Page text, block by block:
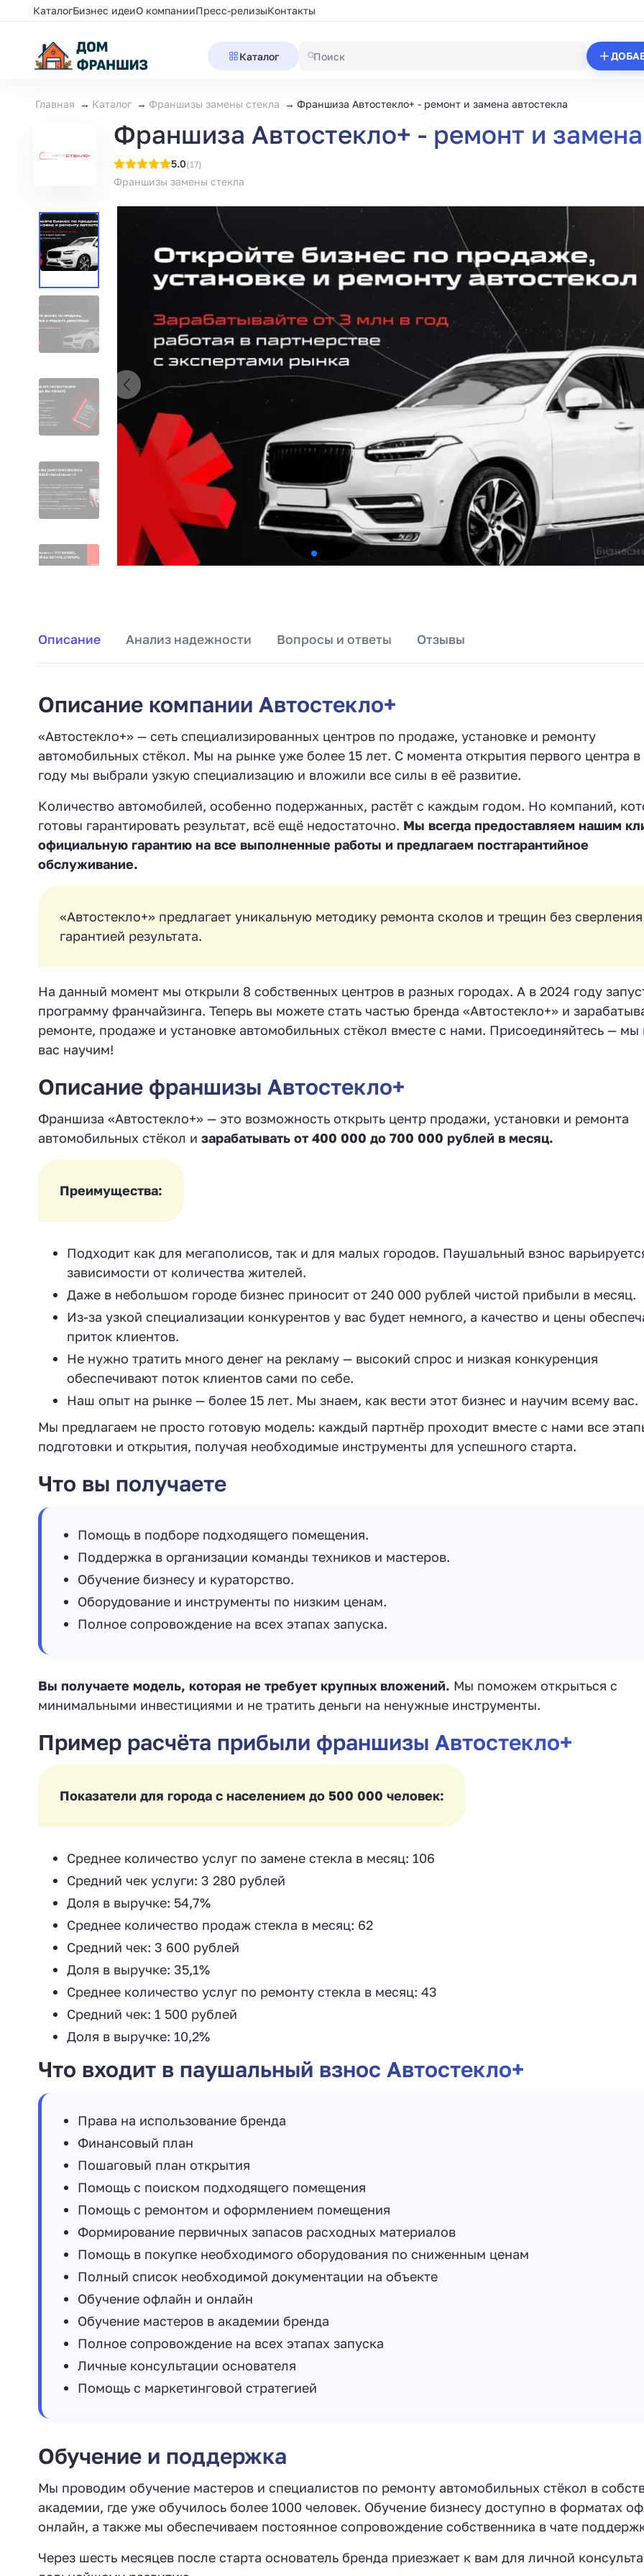
КаталогБизнес идеиО компанииПресс-релизыКонтакты
Каталог
Главная Каталог Франшизы замены стекла Франшиза Автостекло+ - ремонт и замена автостекла
Франшиза Автостекло+ - ремонт и
5.0(17)
Франшизы замены стекла
Описание Анализ надежности Вопросы и ответы Отзывы
Описание компании Автостекло+
«Автостекло+» — сеть специализированных центров по продаже, установке и ремонту
автомобильных стёкол. Мы на рынке уже более 15 лет. С момента открытия первого центра в
году мы выбрали узкую специализацию и вложили все силы в её развитие.
Количество автомобилей, особенно подержанных, растёт с каждым годом. Но компаний,
готовы гарантировать результат, всё ещё недостаточно. Мы всегда предоставляем нашим
официальную гарантию на все выполненные работы и предлагаем постгарантийное
обслуживание.
«Автостекло+» предлагает уникальную методику ремонта сколов и трещин без
гарантией результата.
На данный момент мы открыли 8 собственных центров в разных городах. А в 2024 году
программу франчайзинга. Теперь вы можете стать частью бренда «Автостекло+» и
ремонте, продаже и установке автомобильных стёкол вместе с нами. Присоединяйтесь — мы
вас научим!
Описание франшизы Автостекло+
Франшиза «Автостекло+» — это возможность открыть центр продажи, установки и ремонта
автомобильных стёкол и зарабатывать от 400 000 до 700 000 рублей в месяц.
Преимущества:
Подходит как для мегаполисов, так и для малых городов. Паушальный взнос
зависимости от количества жителей.
Даже в небольшом городе бизнес приносит от 240 000 рублей чистой прибыли в месяц.
Из-за узкой специализации конкурентов у вас будет немного, а качество и цены
приток клиентов.
Не нужно тратить много денег на рекламу — высокий спрос и низкая конкуренция
обеспечивают поток клиентов сами по себе.
Наш опыт на рынке — более 15 лет. Мы знаем, как вести этот бизнес и научим всему вас.
Мы предлагаем не просто готовую модель: каждый партнёр проходит вместе с нами все
подготовки и открытия, получая необходимые инструменты для успешного старта.
Что вы получаете
Помощь в подборе подходящего помещения.
Поддержка в организации команды техников и мастеров.
Обучение бизнесу и кураторство.
Оборудование и инструменты по низким ценам.
Полное сопровождение на всех этапах запуска.
Вы получаете модель, которая не требует крупных вложений. Мы поможем открыться с
минимальными инвестициями и не тратить деньги на ненужные инструменты.
Пример расчёта прибыли франшизы Автостекло+
Показатели для города с населением до 500 000 человек:
Среднее количество услуг по замене стекла в месяц: 106
Средний чек услуги: 3 280 рублей
Доля в выручке: 54,7%
Среднее количество продаж стекла в месяц: 62
Средний чек: 3 600 рублей
Доля в выручке: 35,1%
Среднее количество услуг по ремонту стекла в месяц: 43
Средний чек: 1 500 рублей
Доля в выручке: 10,2%
Что входит в паушальный взнос Автостекло+
Права на использование бренда
Финансовый план
Пошаговый план открытия
Помощь с поиском подходящего помещения
Помощь с ремонтом и оформлением помещения
Формирование первичных запасов расходных материалов
Помощь в покупке необходимого оборудования по сниженным ценам
Полный список необходимой документации на объекте
Обучение офлайн и онлайн
Обучение мастеров в академии бренда
Полное сопровождение на всех этапах запуска
Личные консультации основателя
Помощь с маркетинговой стратегией
Обучение и поддержка
Мы проводим обучение мастеров и специалистов по ремонту автомобильных стёкол в
академии, где уже обучилось более 1000 человек. Обучение бизнесу доступно в форматах
онлайн, а также мы обеспечиваем постоянное сопровождение собственника в чате
Через шесть месяцев после старта основатель бренда приезжает к вам для личной